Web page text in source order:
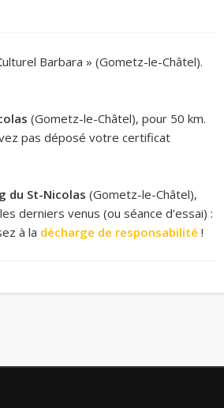
ulturel Barbara » (Gometz-le-Châtel).
(Gometz-le-Châtel), pour 50 km.
pas déposé votre certificat
du St-Nicolas (Gometz-le-Châtel),
derniers venus (ou séance d’essai) :
à la décharge de responsabilité !